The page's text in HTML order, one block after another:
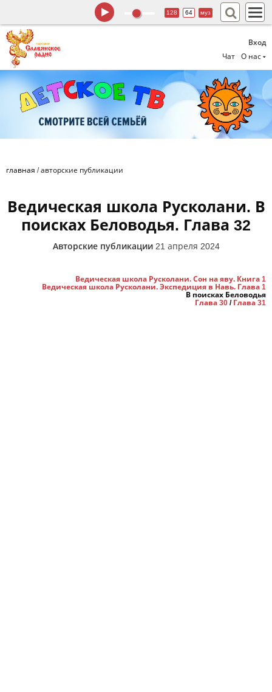
Вход
Чат
О нас
128 64 муз
главная /авторские публикации
Ведическая школа Русколани. В
поисках Беловодья. Глава 32
Авторские публикации 21 апреля 2024
Ведическая школа Русколани. Сон на яву. Книга 1
Ведическая школа Русколани. Экспедиция в Навь. Глава 1
В поисках Беловодья
Глава 30 / Глава 31